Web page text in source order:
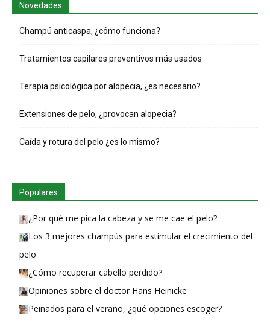
Novedades
Champú anticaspa, ¿cómo funciona?
Tratamientos capilares preventivos más usados
Terapia psicológica por alopecia, ¿es necesario?
Extensiones de pelo, ¿provocan alopecia?
Caída y rotura del pelo ¿es lo mismo?
Populares
¿Por qué me pica la cabeza y se me cae el pelo?
Los 3 mejores champús para estimular el crecimiento del
pelo
¿Cómo recuperar cabello perdido?
Opiniones sobre el doctor Hans Heinicke
Peinados para el verano, ¿qué opciones escoger?